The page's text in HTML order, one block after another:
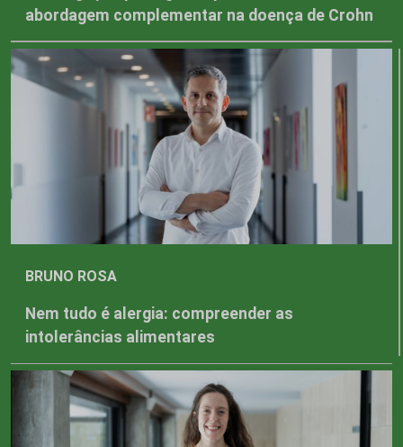
abordagem complementar na doença de Crohn
BRUNO ROSA
Nem tudo é alergia: compreender as
intolerâncias alimentares